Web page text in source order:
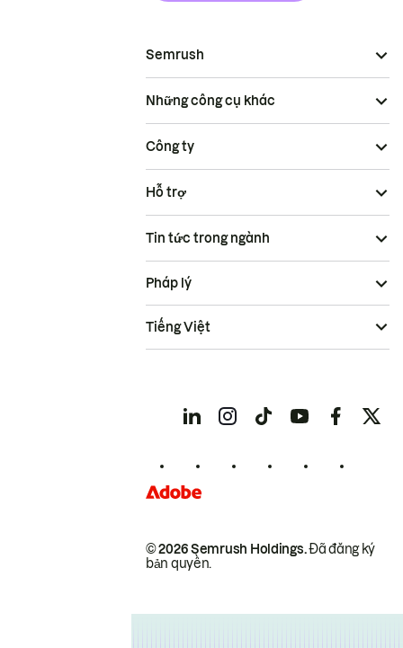
Semrush
Những công cụ khác
Công ty
Hỗ trợ
Tin tức trong ngành
© 2026 Semrush Holdings.Đã đăng ký
bản quyền.
Pháp lý
Tiếng Việt